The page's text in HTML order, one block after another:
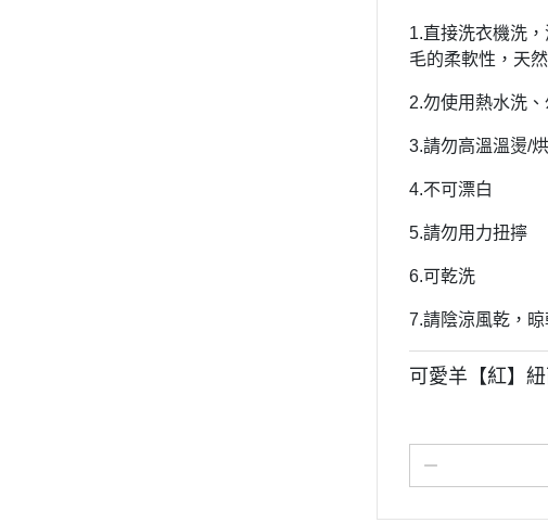
1.直接洗衣機洗
毛的柔軟性，天
2.勿使用熱水洗
3.請勿高溫溫燙/
4.不可漂白
5.請勿用力扭擰
6.可乾洗
7.請陰涼風乾，
可愛羊【紅】